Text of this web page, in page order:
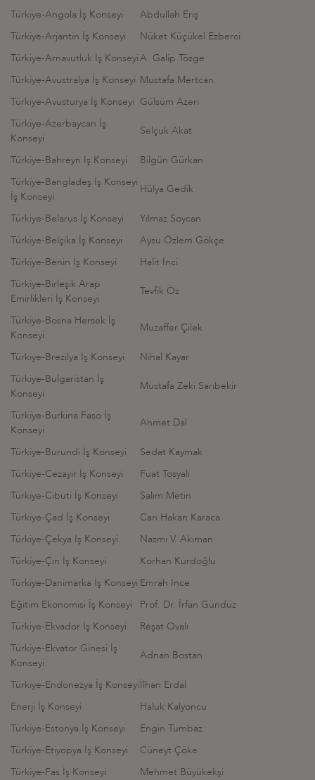
Türkiye-Angola İş Konseyi
Abdullah Eriş
Türkiye-Arjantin İş Konseyi
Nüket Küçükel Ezberci
Türkiye-Arnavutluk İş KonseyiA. Galip Tözge
Türkiye-Avustralya İş Konseyi Mustafa Mertcan
Türkiye-Avusturya İş Konseyi Gülsüm Azeri
Türkiye-Azerbaycan İş
Konseyi
Selçuk Akat
Türkiye-Bahreyn İş Konseyi
Bilgün Gürkan
Türkiye-Bangladeş İş Konseyi
İş Konseyi
Hülya Gedik
Türkiye-Belarus İş Konseyi
Yılmaz Soycan
Türkiye-Belçika İş Konseyi
Aysu Özlem Gökçe
Türkiye-Benin İş Konseyi
Halit İnci
Türkiye-Birleşik Arap
Emirlikleri İş Konseyi
Tevfik Öz
Türkiye-Bosna Hersek İş
Konseyi
Muzaffer Çilek
Türkiye-Brezilya İş Konseyi
Nihal Kayar
Türkiye-Bulgaristan İş
Konseyi
Mustafa Zeki Sarıbekir
Türkiye-Burkina Faso İş
Konseyi
Ahmet Dal
Türkiye-Burundi İş Konseyi
Sedat Kaymak
Türkiye-Cezayir İş Konseyi
Fuat Tosyalı
Türkiye-Cibuti İş Konseyi
Salım Metin
Türkiye-Çad İş Konseyi
Can Hakan Karaca
Türkiye-Çekya İş Konseyi
Nazmı V. Akıman
Türkiye-Çın İş Konseyi
Korhan Kurdoğlu
Türkiye-Danimarka İş Konseyi Emrah İnce
Eğitim Ekonomisi İş Konseyi
Prof. Dr. İrfan Gündüz
Türkiye-Ekvador İş Konseyi
Reşat Ovalı
Türkiye-Ekvator Ginesi İş
Konseyi
Adnan Bostan
Türkiye-Endonezya İş Konseyiİlhan Erdal
Enerji İş Konseyi
Haluk Kalyoncu
Türkiye-Estonya İş Konseyi
Engin Tumbaz
Türkiye-Etiyopya İş Konseyi
Cüneyt Çöke
Türkiye-Fas İş Konseyi
Mehmet Büyükekşi